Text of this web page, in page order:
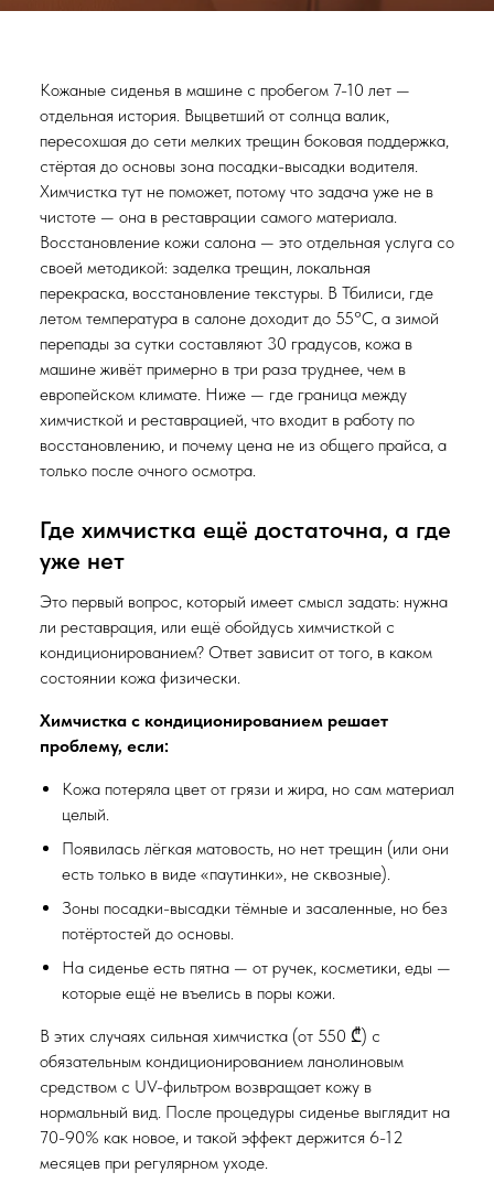
Кожаные сиденья в машине с пробегом 7-10 лет —
отдельная история. Выцветший от солнца валик,
пересохшая до сети мелких трещин боковая поддержка,
стёртая до основы зона посадки-высадки водителя.
Химчистка тут не поможет, потому что задача уже не в
чистоте — она в реставрации самого материала.
Восстановление кожи салона — это отдельная услуга со
своей методикой: заделка трещин, локальная
перекраска, восстановление текстуры. В Тбилиси, где
летом температура в салоне доходит до 55°C, а зимой
перепады за сутки составляют 30 градусов, кожа в
машине живёт примерно в три раза труднее, чем в
европейском климате. Ниже — где граница между
химчисткой и реставрацией, что входит в работу по
восстановлению, и почему цена не из общего прайса, а
только после очного осмотра.
Где химчистка ещё достаточна, а где
уже нет
Это первый вопрос, который имеет смысл задать: нужна
ли реставрация, или ещё обойдусь химчисткой с
кондиционированием? Ответ зависит от того, в каком
состоянии кожа физически.
Химчистка с кондиционированием решает
проблему, если:
Кожа потеряла цвет от грязи и жира, но сам материал
целый.
Появилась лёгкая матовость, но нет трещин (или они
есть только в виде «паутинки», не сквозные).
Зоны посадки-высадки тёмные и засаленные, но без
потёртостей до основы.
На сиденье есть пятна — от ручек, косметики, еды —
которые ещё не въелись в поры кожи.
В этих случаях сильная химчистка (от 550 ₾) с
обязательным кондиционированием ланолиновым
средством с UV-фильтром возвращает кожу в
нормальный вид. После процедуры сиденье выглядит на
70-90% как новое, и такой эффект держится 6-12
месяцев при регулярном уходе.